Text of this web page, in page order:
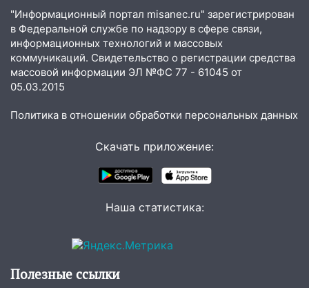
03:30 Гороскоп на 7 августа: пятница
принесет прилив творческой энергии и
отличные шансы исправить старые
ошибки
06.08.2026
Ульяновской области
посвящённый Дню воздушного флота
руководителя частной компании
сотрудник
баскетбола!
"Информационный портал misanec.ru" зарегистрирован
в Федеральной службе по надзору в сфере связи,
информационных технологий и массовых
коммуникаций. Свидетельство о регистрации средства
массовой информации ЭЛ №ФС 77 - 61045 от
05.03.2015
Политика в отношении обработки персональных данных
Скачать приложение:
Наша статистика:
Полезные ссылки